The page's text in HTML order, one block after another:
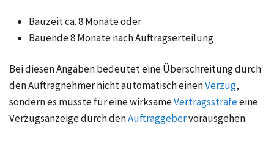
Bauzeit ca. 8 Monate oder
Bauende 8 Monate nach Auftragserteilung
Bei diesen Angaben bedeutet eine Überschreitung durch
den Auftragnehmer nicht automatisch einenVerzug,
sondern es müsste für eine wirksameVertragsstrafeeine
Verzugsanzeige durch denAuftraggebervorausgehen.